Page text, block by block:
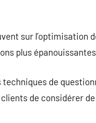
sur l’optimisation
plus
de
de considérer